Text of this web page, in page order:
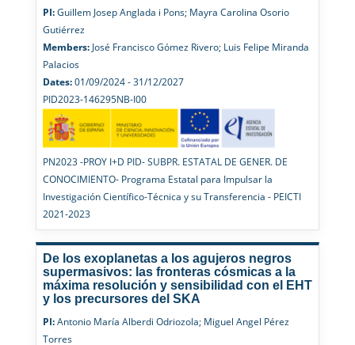
PI:Guillem Josep Anglada i Pons; Mayra Carolina Osorio
Gutiérrez
Members:José Francisco Gómez Rivero; Luis Felipe Miranda
Palacios
Dates:01/09/2024 - 31/12/2027
PID2023-146295NB-I00
PN2023 -PROY I+D PID- SUBPR. ESTATAL DE GENER. DE
CONOCIMIENTO- Programa Estatal para Impulsar la
Investigación Científico-Técnica y su Transferencia - PEICTI
2021-2023
De los exoplanetas a los agujeros negros
supermasivos: las fronteras cósmicas a la
máxima resolución y sensibilidad con el EHT
y los precursores del SKA
PI:Antonio María Alberdi Odriozola; Miguel Angel Pérez
Torres